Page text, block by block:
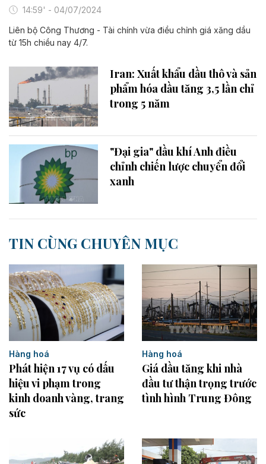
14:59' - 04/07/2024
Liên bộ Công Thương - Tài chính vừa điều chỉnh giá xăng dầu
từ 15h chiều nay 4/7.
Iran: Xuất khẩu dầu thô và sản
phẩm hóa dầu tăng 3,5 lần chỉ
trong 5 năm
"Đại gia" dầu khí Anh điều
chỉnh chiến lược chuyển đổi
xanh
TIN CÙNG CHUYÊN MỤC
Hàng hoá
Phát hiện 17 vụ có dấu
hiệu vi phạm trong
kinh doanh vàng, trang
sức
Hàng hoá
Giá dầu tăng khi nhà
đầu tư thận trọng trước
tình hình Trung Đông